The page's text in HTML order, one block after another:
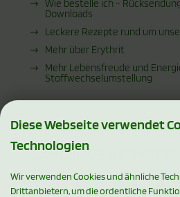
Wie bestelle ich -
Downloads
Leckere Rezepte rund um
Mehr über Erythrit
Mehr Lebensfreude und
Stoffwechselumstellung
ZAHLUNGSMETHODEN
Diese Webseite verwendet
Technologien
Wir verwenden Cookies und ähnliche
Drittanbietern, um die ordentliche